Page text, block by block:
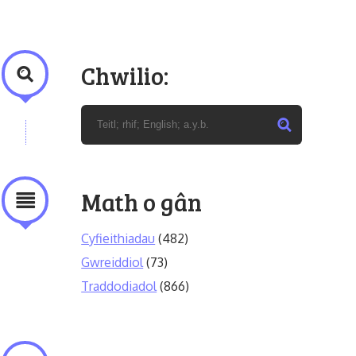
Chwilio:
Math o gân
Cyfieithiadau (482)
Gwreiddiol (73)
Traddodiadol (866)